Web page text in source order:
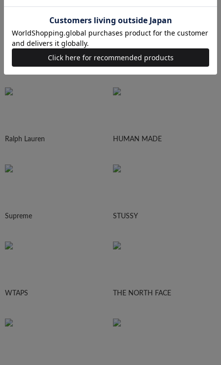
N.HOOLYWOOD Needles
Ralph Lauren HUMAN MADE
Supreme STUSSY
WTAPS THE NORTH FACE